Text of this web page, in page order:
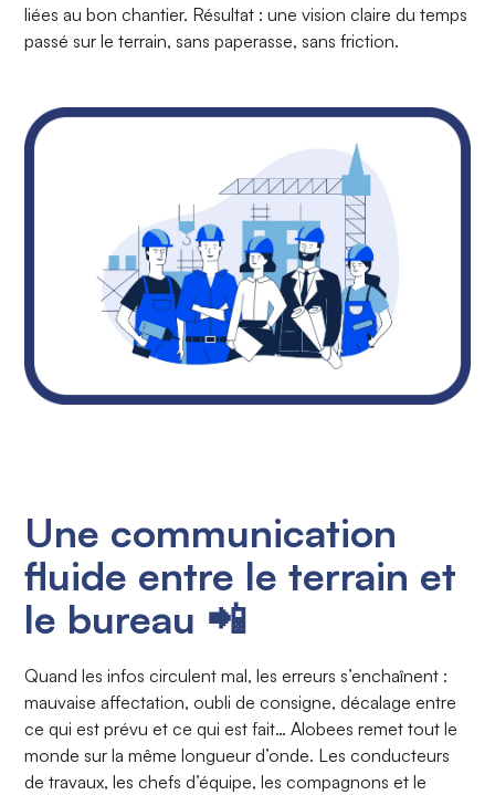
liées au bon chantier. Résultat : une vision claire du temps
passé sur le terrain, sans paperasse, sans friction.
Une communication
fluide entre le terrain et
le bureau 📲
Quand les infos circulent mal, les erreurs s’enchaînent :
mauvaise affectation, oubli de consigne, décalage entre
ce qui est prévu et ce qui est fait… Alobees remet tout le
monde sur la même longueur d’onde. Les conducteurs
de travaux, les chefs d’équipe, les compagnons et le